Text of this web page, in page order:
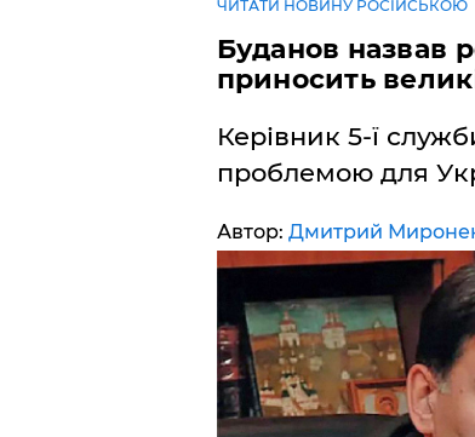
ЧИТАТИ НОВИНУ РОСІЙСЬКОЮ
Буданов назвав
приносить
Керівник 5-ї
проблемою для
Автор: Дмитрий